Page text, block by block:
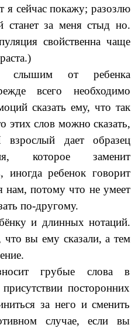
я сейчас покажу; разозлю
станет за меня стыд но.
свойственна чаще
слышим от ребенка
всего необходимо
сказать ему, что так
слов можно сказать,
дает образец
которое заменит
иногда ребенок говорит
нам, потому что не умеет
по-другому.
и длинных нотаций.
вы ему сказали, а тем
грубые слова в
посторонних
за него и сменить
случае, если вы